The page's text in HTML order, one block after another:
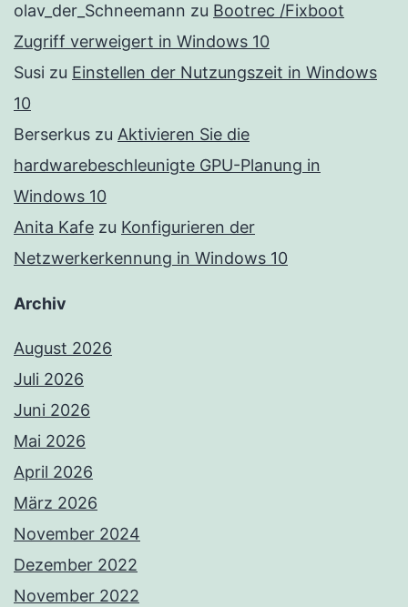
olav_der_Schneemann zu Bootrec /Fixboot
Zugriff verweigert in Windows 10
Susi zu Einstellen der Nutzungszeit in Windows
10
Berserkus zu Aktivieren Sie die
hardwarebeschleunigte GPU-Planung in
Windows 10
Anita Kafe zu Konfigurieren der
Netzwerkerkennung in Windows 10
Archiv
August 2026
Juli 2026
Juni 2026
Mai 2026
April 2026
März 2026
November 2024
Dezember 2022
November 2022